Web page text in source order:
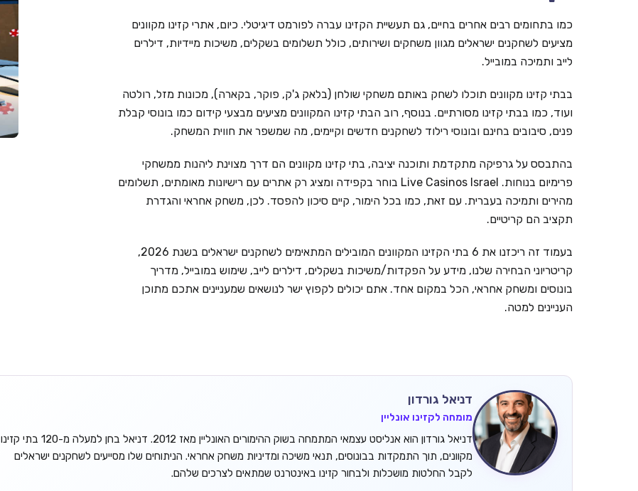
כמו בתחומים רבים אחרים בחיים, גם תעשיית הקזינו עברה לפורמט דיגיטלי. כיום, אתרי קזינו מקוונים
מציעים לשחקנים ישראלים מגוון משחקים ושירותים, כולל תשלומים בשקלים, משיכות מיידיות, דילרים
לייב ותמיכה במובייל.
בבתי קזינו מקוונים תוכלו לשחק באותם משחקי שולחן (בלאק ג'ק, פוקר, בקארה), מכונות מזל, רולטה
ועוד, כמו בבתי קזינו מסורתיים. בנוסף, רוב הבתי קזינו המקוונים מציעים מבצעי קידום כמו בונוסי קבלת
פנים, סיבובים בחינם ובונוסי רילוד לשחקנים חדשים וקיימים, מה שמשפר את חווית המשחק.
בהתבסס על גרפיקה מתקדמת ותוכנה יציבה, בתי קזינו מקוונים הם דרך מצוינת ליהנות ממשחקי
פרימיום בנוחות. Live Casinos Israel בוחר בקפידה ומציג רק אתרים עם רישיונות מאומתים, תשלומים
מהירים ותמיכה בעברית. עם זאת, כמו בכל הימור, קיים סיכון להפסד. לכן, משחק אחראי והגדרת
תקציב הם קריטיים.
בעמוד זה ריכזנו את 6 בתי הקזינו המקוונים המובילים המתאימים לשחקנים ישראלים בשנת 2026,
קריטריוני הבחירה שלנו, מידע על הפקדות/משיכות בשקלים, דילרים לייב, שימוש במובייל, מדריך
בונוסים ומשחק אחראי, הכל במקום אחד. אתם יכולים לקפוץ ישר לנושאים שמעניינים אתכם מתוכן
העניינים למטה.
דניאל גורדון
מומחה לקזינו אונליין
דניאל גורדון הוא אנליסט עצמאי המתמחה בשוק ההימורים האונליין מאז 2012. דניאל בחן למעלה מ-120 בתי קזינו
מקוונים, תוך התמקדות בבונוסים, תנאי משיכה ומדיניות משחק אחראי. הניתוחים שלו מסייעים לשחקנים ישראלים
לקבל החלטות מושכלות ולבחור קזינו באינטרנט שמתאים לצרכים שלהם.